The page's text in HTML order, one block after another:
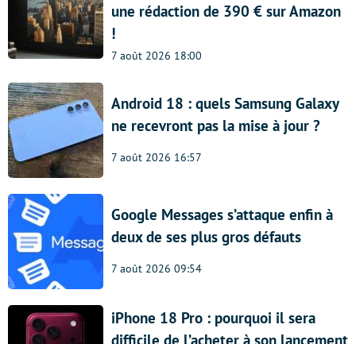
une rédaction de 390 € sur Amazon
!
7 août 2026 18:00
Android 18 : quels Samsung Galaxy
ne recevront pas la mise à jour ?
7 août 2026 16:57
Google Messages s’attaque enfin à
deux de ses plus gros défauts
7 août 2026 09:54
iPhone 18 Pro : pourquoi il sera
difficile de l’acheter à son lancement